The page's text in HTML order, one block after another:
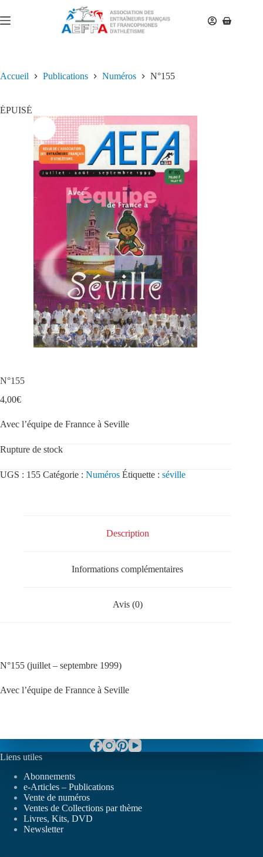
Accueil Publications Numéros N°155
ÉPUISÉ
N°155
4,00€
Avec l’équipe de Frannce à Seville
Rupture de stock
UGS : 155 Catégorie : Numéros Étiquette : séville
Description
Informations complémentaires
Avis (0)
N°155 (juillet – septembre 1999)
Avec l’équipe de Frannce à Seville
Liens utiles
Abonnements
e-Articles – Publications
Vente de numéros
Ventes de Collections par thème
Livres, Kits, DVD
Newsletter